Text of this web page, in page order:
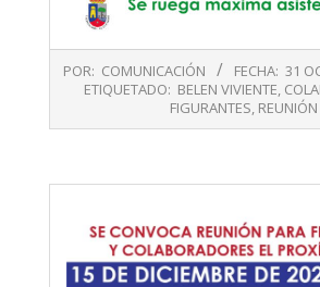
10-
POR: COMUNICACIÓN FECHA: 31
ETIQUETADO: BELEN VIVIENTE,
FIGURANTES, REUNIÓN